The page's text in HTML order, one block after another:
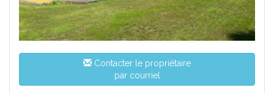
Contacter le propriétaire
par courriel